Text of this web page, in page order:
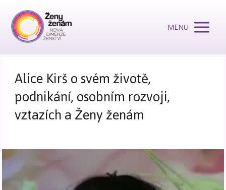
MENU
Alice Kirš o svém životě,
podnikání, osobním rozvoji,
vztazích a Ženy ženám